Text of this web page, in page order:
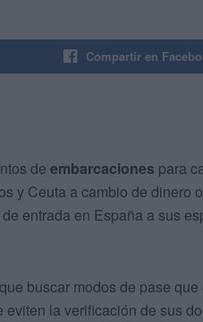
Compartir en
de embarcaciones para
y Ceuta a cambio de dinero
de entrada en España a sus
buscar modos de pase que
eviten la verificación de sus